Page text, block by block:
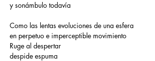
y sonámbulo todavía
Como las lentas evoluciones de una esfera
en perpetuo e imperceptible movimiento
Ruge al despertar
despide espuma